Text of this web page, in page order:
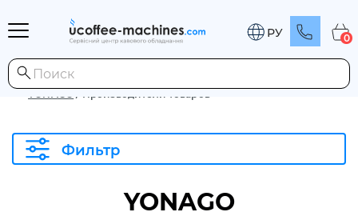
РУ 0
YONAGO / Производители товаров
Фильтр
YONAGO